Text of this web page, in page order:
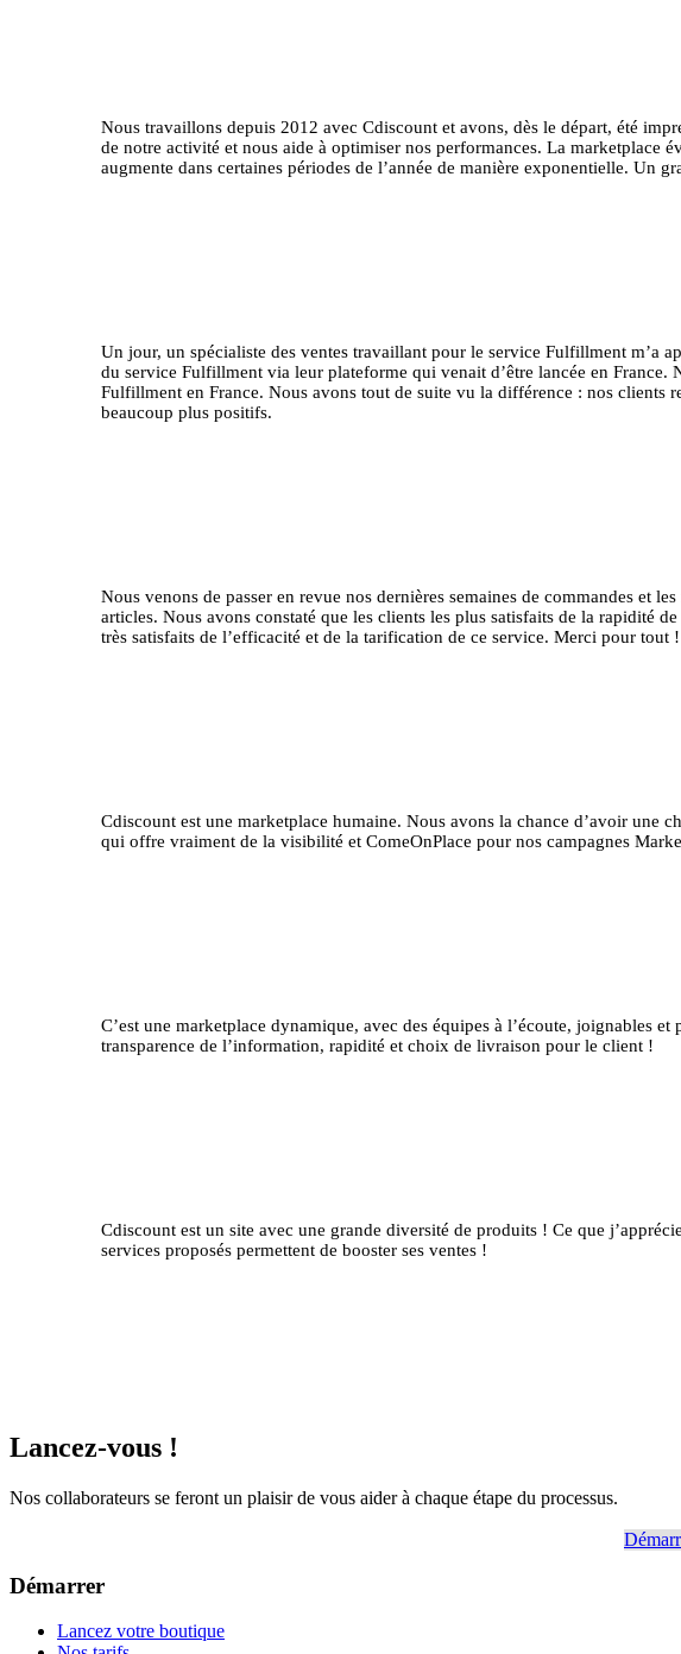
Nous travaillons depuis 2012 avec Cdiscount et avons, dès le départ, été
de notre activité et nous aide à optimiser nos performances. La marketplace
augmente dans certaines périodes de l’année de manière exponentielle. Un
Un jour, un spécialiste des ventes travaillant pour le service Fulfillment m’a
du service Fulfillment via leur plateforme qui venait d’être lancée en France.
Fulfillment en France. Nous avons tout de suite vu la différence : nos clients
beaucoup plus positifs.
Nous venons de passer en revue nos dernières semaines de commandes et
articles. Nous avons constaté que les clients les plus satisfaits de la rapidité
très satisfaits de l’efficacité et de la tarification de ce service. Merci pour
Cdiscount est une marketplace humaine. Nous avons la chance d’avoir une
qui offre vraiment de la visibilité et ComeOnPlace pour nos campagnes
C’est une marketplace dynamique, avec des équipes à l’écoute, joignables
transparence de l’information, rapidité et choix de livraison pour le client !
Cdiscount est un site avec une grande diversité de produits ! Ce que
services proposés permettent de booster ses ventes !
Lancez-vous !
Nos collaborateurs se feront un plaisir de vous aider à chaque étape du processus.
Démarrer
Lancez votre boutique